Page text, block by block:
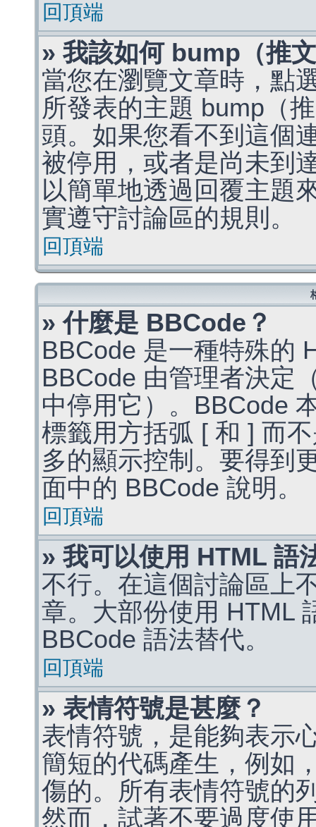
回頂端
» 我該如何 bump（推
當您在瀏覽文章時，點
所發表的主題 bump（
頭。如果您看不到這個
被停用，或者是尚未到
以簡單地透過回覆主題
實遵守討論區的規則。
回頂端
» 什麼是 BBCode？
BBCode 是一種特殊的
BBCode 由管理者決定
中停用它）。BBCode
標籤用方括弧 [ 和 ] 而
多的顯示控制。要得到
面中的 BBCode 說明。
回頂端
» 我可以使用 HTML 語
不行。在這個討論區上
章。大部份使用 HTML
BBCode 語法替代。
回頂端
» 表情符號是甚麼？
表情符號，是能夠表示
簡短的代碼產生，例如
傷的。所有表情符號的
然而，試著不要過度使